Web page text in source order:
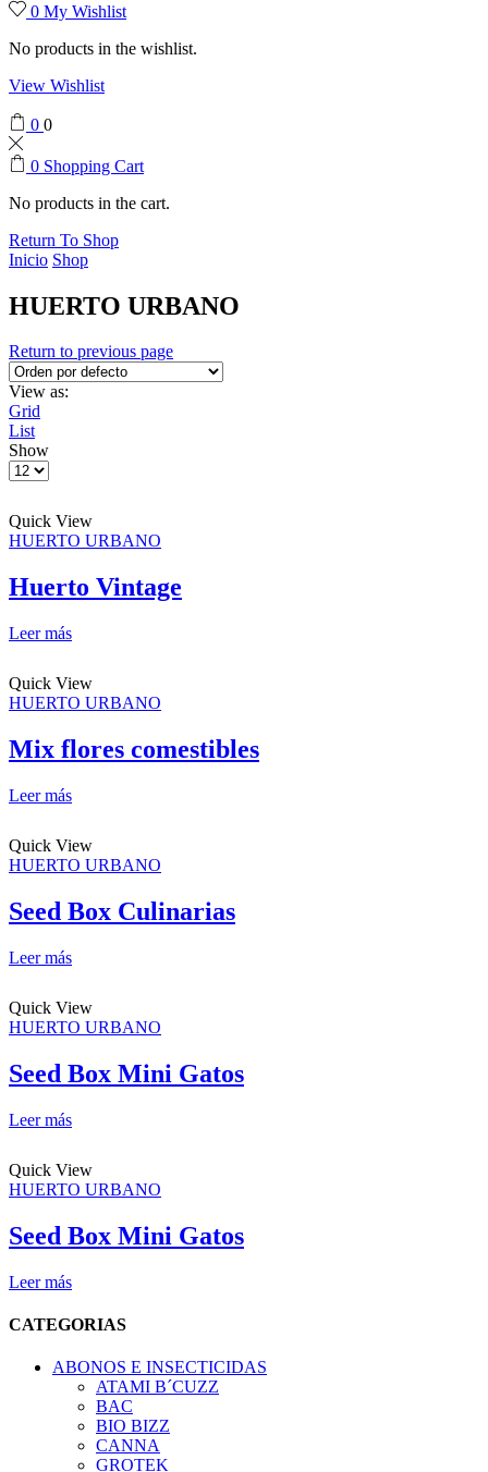
0 My Wishlist
No products in the wishlist.
View Wishlist
0 0
0 Shopping Cart
No products in the cart.
Return To Shop
Inicio Shop
HUERTO URBANO
Return to previous page
View as:
Grid
List
Show
Products
Quick View
HUERTO URBANO
Huerto Vintage
Leer más
Quick View
HUERTO URBANO
Mix flores comestibles
Leer más
Quick View
HUERTO URBANO
Seed Box Culinarias
Leer más
Quick View
HUERTO URBANO
Seed Box Mini Gatos
Leer más
Quick View
HUERTO URBANO
Seed Box Mini Gatos
Leer más
CATEGORIAS
ABONOS E INSECTICIDAS
ATAMI B´CUZZ
BAC
BIO BIZZ
CANNA
GROTEK